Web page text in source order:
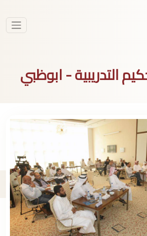
التدريبية - ابوظبي